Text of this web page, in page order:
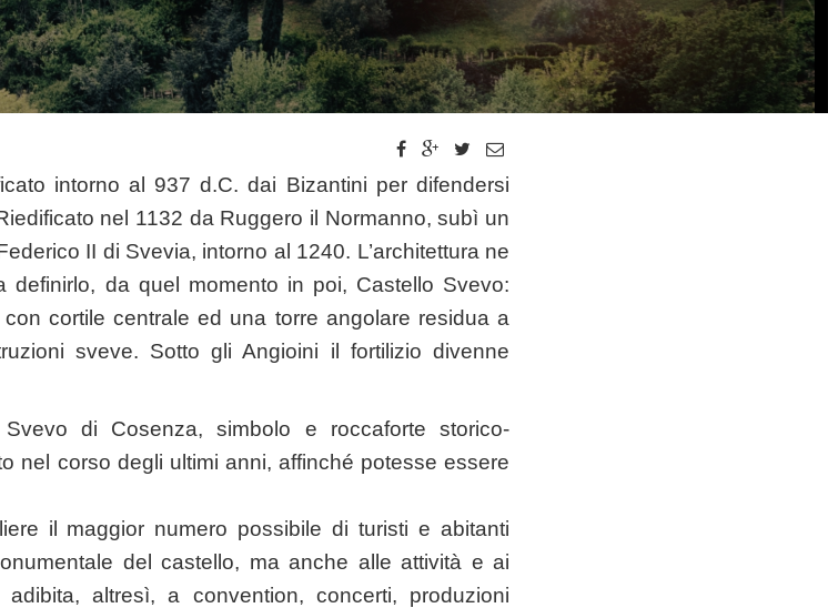
intorno al 937 d.C. dai Bizantini per difendersi
nel 1132 da Ruggero il Normanno, subì un
II di Svevia, intorno al 1240. L’architettura ne
definirlo, da quel momento in poi, Castello Svevo:
cortile centrale ed una torre angolare residua a
sveve. Sotto gli Angioini il fortilizio divenne
Svevo di Cosenza, simbolo e roccaforte storico-
nel corso degli ultimi anni, affinché potesse essere
il maggior numero possibile di turisti e abitanti
del castello, ma anche alle attività e ai
altresì, a convention, concerti, produzioni